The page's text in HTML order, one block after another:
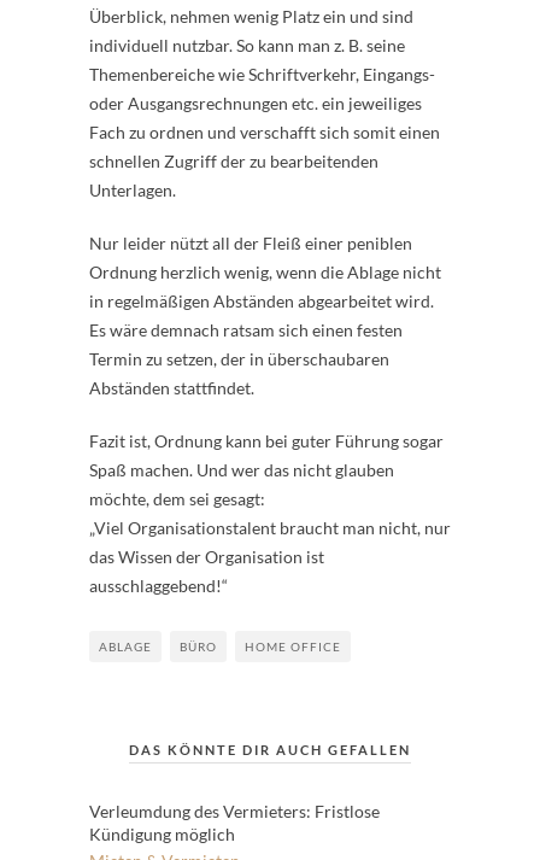
Überblick, nehmen wenig Platz ein und sind
individuell nutzbar. So kann man z. B. seine
Themenbereiche wie Schriftverkehr, Eingangs-
oder Ausgangsrechnungen etc. ein jeweiliges
Fach zu ordnen und verschafft sich somit einen
schnellen Zugriff der zu bearbeitenden
Unterlagen.
Nur leider nützt all der Fleiß einer peniblen
Ordnung herzlich wenig, wenn die Ablage nicht
in regelmäßigen Abständen abgearbeitet wird.
Es wäre demnach ratsam sich einen festen
Termin zu setzen, der in überschaubaren
Abständen stattfindet.
Fazit ist, Ordnung kann bei guter Führung sogar
Spaß machen. Und wer das nicht glauben
möchte, dem sei gesagt:
„Viel Organisationstalent braucht man nicht, nur
das Wissen der Organisation ist
ausschlaggebend!“
ABLAGE BÜRO HOME OFFICE
DAS KÖNNTE DIR AUCH GEFALLEN
Verleumdung des Vermieters: Fristlose
Kündigung möglich